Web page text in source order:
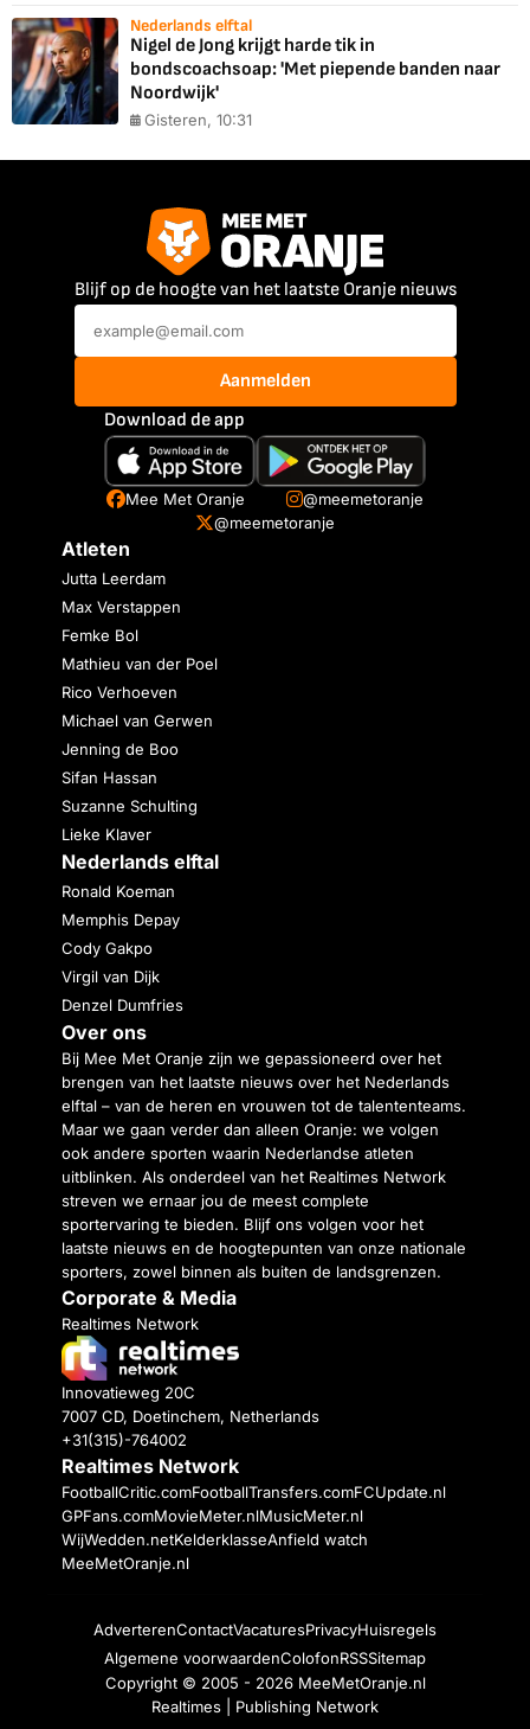
Nederlands elftal
Nigel de Jong krijgt harde tik in
bondscoachsoap: 'Met piepende banden naar
Noordwijk'
Gisteren, 10:31
Blijf op de hoogte van het laatste Oranje nieuws
Aanmelden
Download de app
Mee Met Oranje
@meemetoranje
@meemetoranje
Atleten
Jutta Leerdam
Max Verstappen
Femke Bol
Mathieu van der Poel
Rico Verhoeven
Michael van Gerwen
Jenning de Boo
Sifan Hassan
Suzanne Schulting
Lieke Klaver
Nederlands elftal
Ronald Koeman
Memphis Depay
Cody Gakpo
Virgil van Dijk
Denzel Dumfries
Over ons
Bij Mee Met Oranje zijn we gepassioneerd over het
brengen van het laatste nieuws over het Nederlands
elftal – van de heren en vrouwen tot de talententeams.
Maar we gaan verder dan alleen Oranje: we volgen
ook andere sporten waarin Nederlandse atleten
uitblinken. Als onderdeel van het Realtimes Network
streven we ernaar jou de meest complete
sportervaring te bieden. Blijf ons volgen voor het
laatste nieuws en de hoogtepunten van onze nationale
sporters, zowel binnen als buiten de landsgrenzen.
Corporate & Media
Realtimes Network
Innovatieweg 20C
7007 CD, Doetinchem, Netherlands
+31(315)-764002
Realtimes Network
FootballCritic.comFootballTransfers.comFCUpdate.nl
GPFans.comMovieMeter.nlMusicMeter.nl
WijWedden.netKelderklasseAnfield watch
MeeMetOranje.nl
AdverterenContactVacaturesPrivacyHuisregels
Algemene voorwaardenColofonRSSSitemap
Copyright © 2005 - 2026 MeeMetOranje.nl
Realtimes | Publishing Network